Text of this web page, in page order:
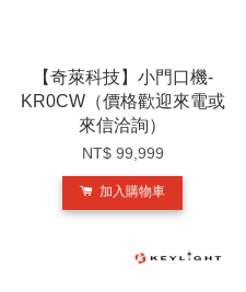
【奇萊科技】小門口機-
KR0CW（價格歡迎來電或
來信洽詢）
NT$ 99,999
加入購物車